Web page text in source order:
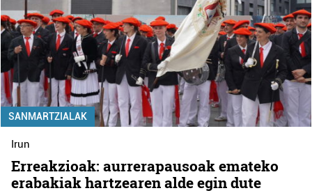
SANMARTZIALAK
Irun
Erreakzioak: aurrerapausoak emateko
erabakiak hartzearen alde egin dute